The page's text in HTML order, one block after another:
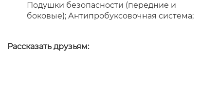
Подушки безопасности (передние и
боковые); Антипробуксовочная система;
Рассказать друзьям: